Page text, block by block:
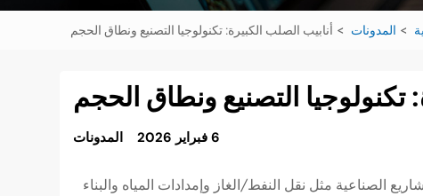
المدونات أنابيب الصلب الكبيرة: تكنولوجيا التصنيع ونطاق الحجم
تكنولوجيا التصنيع ونطاق الحجم
6 فبراير 2026 المدونات
الصناعية مثل نقل النفط/الغاز وإمدادات المياه والبناء